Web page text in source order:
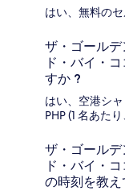
はい、無料の
ザ・ゴール
ド・バイ・
すか ?
はい、空港シ
PHP (1 名あた
ザ・ゴール
ド・バイ・
の時刻を教え